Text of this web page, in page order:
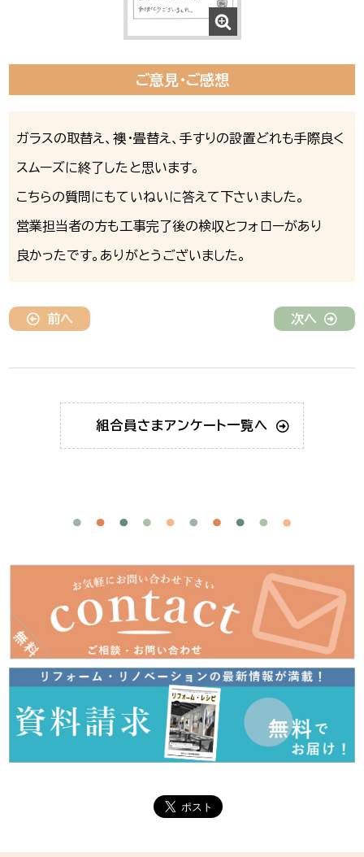
ご意見・ご感想
ガラスの取替え、襖・畳替え、手すりの設置どれも手際良く
スムーズに終了したと思います。
こちらの質問にもていねいに答えて下さいました。
営業担当者の方も工事完了後の検収とフォローがあり
良かったです。ありがとうございました。
前へ 次へ
組合員さまアンケート一覧へ